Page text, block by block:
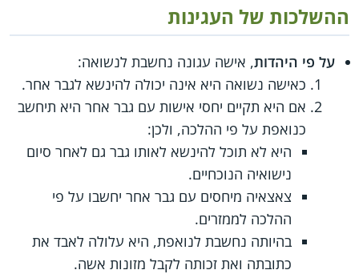
ההשלכות של העגינות
על פי היהדות, אישה עגונה נחשבת לנשואה:
כאישה נשואה היא אינה יכולה להינשא לגבר אחר.
אם היא תקיים יחסי אישות עם גבר אחר היא תיחשב
כנואפת על פי ההלכה, ולכן:
היא לא תוכל להינשא לאותו גבר גם לאחר סיום
נישואיה הנוכחיים.
צאצאיה מיחסים עם גבר אחר יחשבו על פי
ההלכה לממזרים.
בהיותה נחשבת לנואפת, היא עלולה לאבד את
כתובתה ואת זכותה לקבל מזונות אשה.